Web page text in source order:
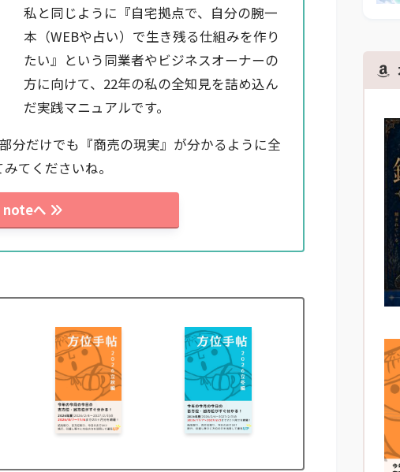
私と同じように『自宅拠点で、自分の腕一
本（WEBや占い）で生き残る仕組みを作り
たい』という同業者やビジネスオーナーの
方に向けて、22年の私の全知見を詰め込ん
だ実践マニュアルです。
分だけでも『商売の現実』が分かるように全
てくださいね。
noteへ